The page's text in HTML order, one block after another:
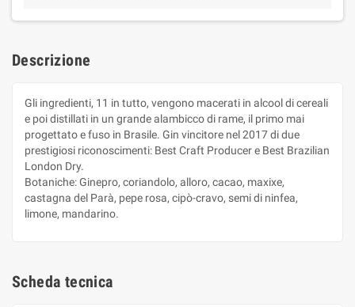
Descrizione
Gli ingredienti, 11 in tutto, vengono macerati in alcool di cereali
e poi distillati in un grande alambicco di rame, il primo mai
progettato e fuso in Brasile. Gin vincitore nel 2017 di due
prestigiosi riconoscimenti: Best Craft Producer e Best Brazilian
London Dry.
Botaniche: Ginepro, coriandolo, alloro, cacao, maxixe,
castagna del Parà, pepe rosa, cipò-cravo, semi di ninfea,
limone, mandarino.
Scheda tecnica